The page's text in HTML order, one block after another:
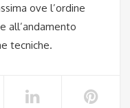
ove l’ordine
all’andamento
tecniche.